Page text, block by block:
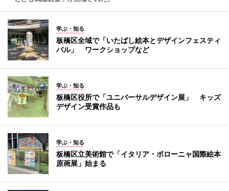
学ぶ・知る
板橋区全域で「いたばし絵本とデザインフェスティ
バル」 ワークショップなど
学ぶ・知る
板橋区役所で「ユニバーサルデザイン展」 キッズ
デザイン受賞作品も
学ぶ・知る
板橋区立美術館で「イタリア・ボローニャ国際絵本
原画展」始まる